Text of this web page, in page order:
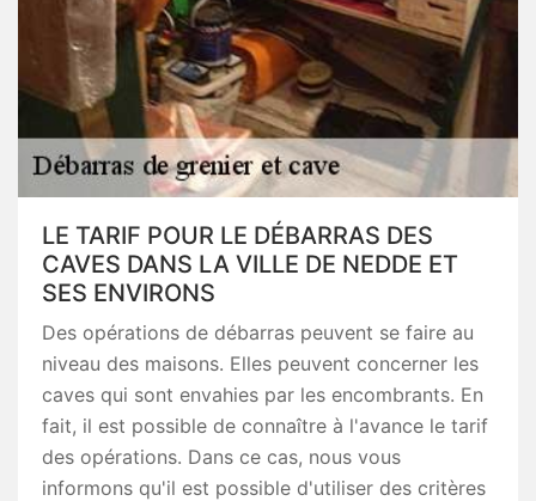
LE TARIF POUR LE DÉBARRAS DES
CAVES DANS LA VILLE DE NEDDE ET
SES ENVIRONS
Des opérations de débarras peuvent se faire au
niveau des maisons. Elles peuvent concerner les
caves qui sont envahies par les encombrants. En
fait, il est possible de connaître à l'avance le tarif
des opérations. Dans ce cas, nous vous
informons qu'il est possible d'utiliser des critères